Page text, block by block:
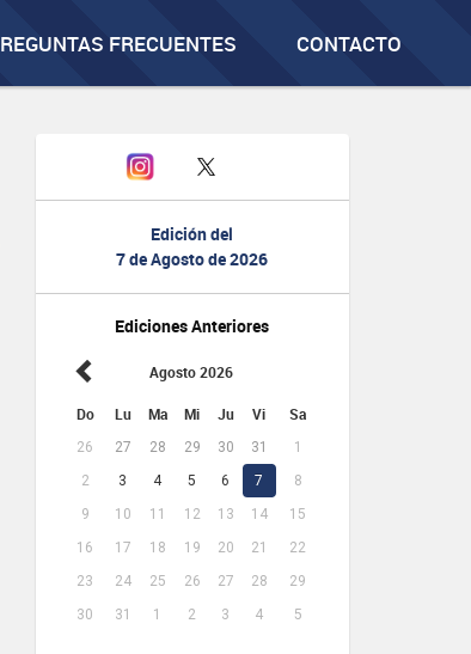
FRECUENTES CONTACTO
Edición del
7 de Agosto de 2026
Ediciones Anteriores
Agosto 2026
Do Lu Ma Mi Ju Vi Sa
26 27 28 29 30 31
1
2
3 4 5 6 7
8
9
10 11 12 13 14
15
16
17 18 19 20 21
22
23
24 25 26 27 28
29
30
31 1 2 3 4 5